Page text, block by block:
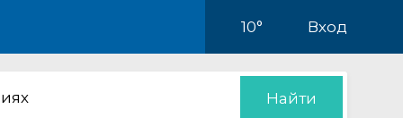
10° Вход
Найти